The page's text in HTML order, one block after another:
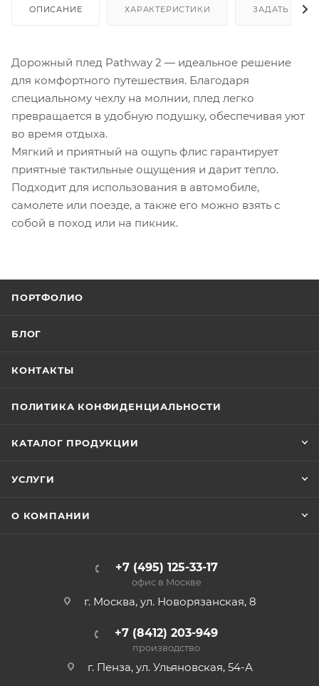
ОПИСАНИЕ ХАРАКТЕРИСТИКИ ЗАДАТЬ
Дорожный плед Pathway 2 — идеальное решение
для комфортного путешествия. Благодаря
специальному чехлу на молнии, плед легко
превращается в удобную подушку, обеспечивая уют
во время отдыха.
Мягкий и приятный на ощупь флис гарантирует
приятные тактильные ощущения и дарит тепло.
Подходит для использования в автомобиле,
самолете или поезде, а также его можно взять с
собой в поход или на пикник.
ПОРТФОЛИО
БЛОГ
КОНТАКТЫ
ПОЛИТИКА КОНФИДЕНЦИАЛЬНОСТИ
КАТАЛОГ ПРОДУКЦИИ
УСЛУГИ
О КОМПАНИИ
+7 (495) 125-33-17
офис в Москве
г. Москва, ул. Новорязанская, 8
+7 (8412) 203-949
производство
г. Пенза, ул. Ульяновская, 54-А